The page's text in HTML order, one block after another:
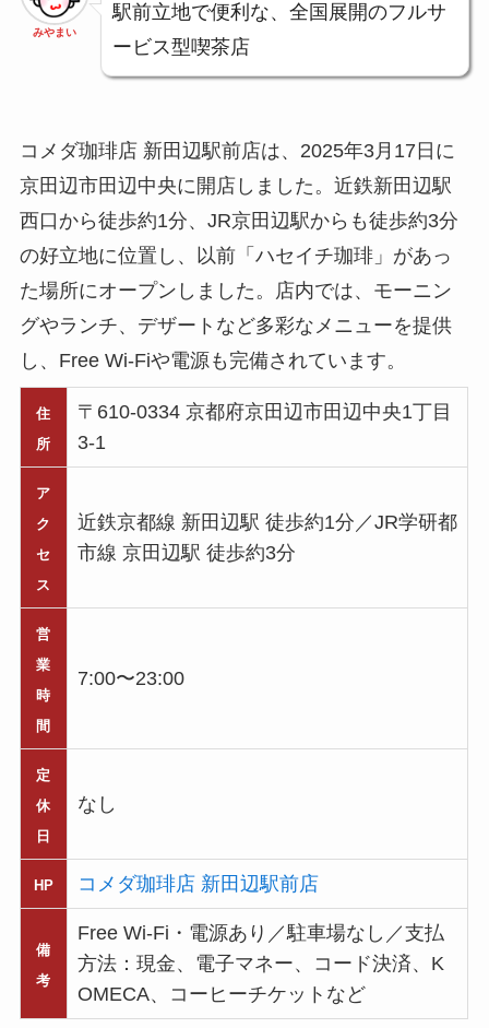
みやまい
駅前立地で便利な、全国展開のフルサ
ービス型喫茶店
コメダ珈琲店 新田辺駅前店は、2025年3月17日に
京田辺市田辺中央に開店しました。近鉄新田辺駅
西口から徒歩約1分、JR京田辺駅からも徒歩約3分
の好立地に位置し、以前「ハセイチ珈琲」があっ
た場所にオープンしました。店内では、モーニン
グやランチ、デザートなど多彩なメニューを提供
し、Free Wi-Fiや電源も完備されています。
住
所
〒610-0334 京都府京田辺市田辺中央1丁目
3-1
ア
ク
セ
ス
近鉄京都線 新田辺駅 徒歩約1分／JR学研都
市線 京田辺駅 徒歩約3分
営
業
時
間
7:00〜23:00
定
休
日
なし
HP コメダ珈琲店 新田辺駅前店
備
考
Free Wi-Fi・電源あり／駐車場なし／支払
方法：現金、電子マネー、コード決済、K
OMECA、コーヒーチケットなど